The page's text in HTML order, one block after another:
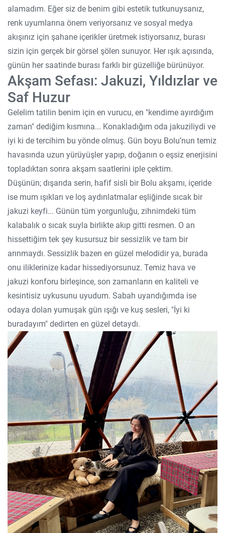
alamadım. Eğer siz de benim gibi estetik tutkunuysanız,
renk uyumlarına önem veriyorsanız ve sosyal medya
akışınız için şahane içerikler üretmek istiyorsanız, burası
sizin için gerçek bir görsel şölen sunuyor. Her ışık açısında,
günün her saatinde burası farklı bir güzelliğe bürünüyor.
Akşam Sefası: Jakuzi, Yıldızlar ve
Saf Huzur
Gelelim tatilin benim için en vurucu, en "kendime ayırdığım
zaman" dediğim kısmına... Konakladığım oda jakuziliydi ve
iyi ki de tercihim bu yönde olmuş. Gün boyu Bolu’nun temiz
havasında uzun yürüyüşler yapıp, doğanın o eşsiz enerjisini
topladıktan sonra akşam saatlerini iple çektim.
Düşünün; dışarıda serin, hafif sisli bir Bolu akşamı, içeride
ise mum ışıkları ve loş aydınlatmalar eşliğinde sıcak bir
jakuzi keyfi... Günün tüm yorgunluğu, zihnimdeki tüm
kalabalık o sıcak suyla birlikte akıp gitti resmen. O an
hissettiğim tek şey kusursuz bir sessizlik ve tam bir
arınmaydı. Sessizlik bazen en güzel melodidir ya, burada
onu iliklerinize kadar hissediyorsunuz. Temiz hava ve
jakuzi konforu birleşince, son zamanların en kaliteli ve
kesintisiz uykusunu uyudum. Sabah uyandığımda ise
odaya dolan yumuşak gün ışığı ve kuş sesleri, "İyi ki
buradayım" dedirten en güzel detaydı.